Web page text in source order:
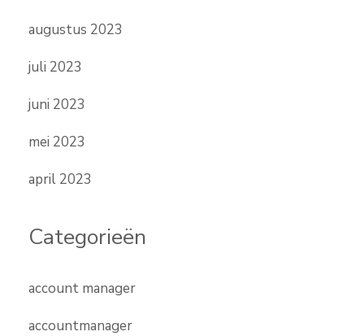
augustus 2023
juli 2023
juni 2023
mei 2023
april 2023
Categorieën
account manager
accountmanager